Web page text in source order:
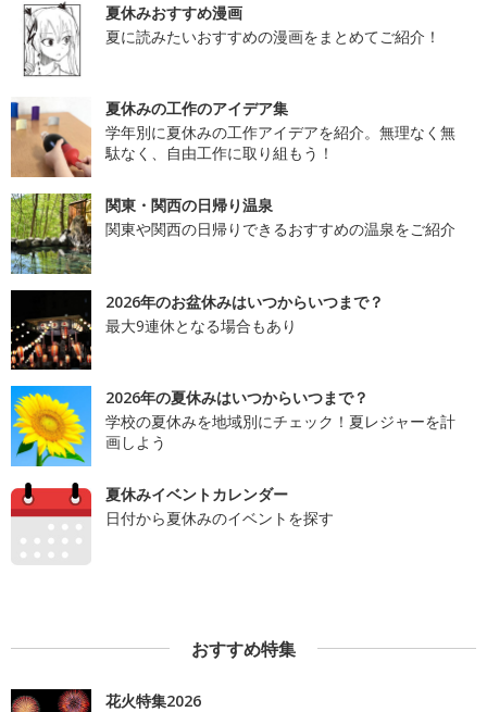
夏休みおすすめ漫画
夏に読みたいおすすめの漫画をまとめてご紹介！
夏休みの工作のアイデア集
学年別に夏休みの工作アイデアを紹介。無理なく無
駄なく、自由工作に取り組もう！
関東・関西の日帰り温泉
関東や関西の日帰りできるおすすめの温泉をご紹介
2026年のお盆休みはいつからいつまで？
最大9連休となる場合もあり
2026年の夏休みはいつからいつまで？
学校の夏休みを地域別にチェック！夏レジャーを計
画しよう
夏休みイベントカレンダー
日付から夏休みのイベントを探す
おすすめ特集
花火特集2026